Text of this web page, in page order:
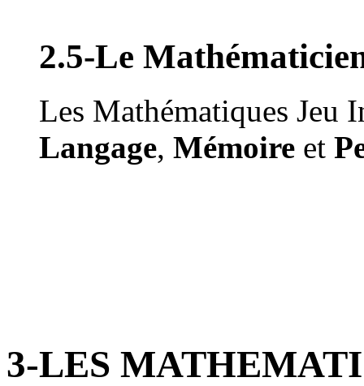
2.5-Le
Les Mathématiques Jeu
Langage, Mémoire et
3-LES